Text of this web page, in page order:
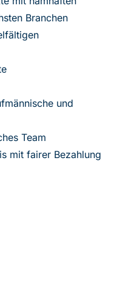
Branchen
und
Team
mit fairer Bezahlung